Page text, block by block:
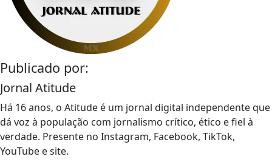
Publicado por:
Jornal Atitude
Há 16 anos, o Atitude é um jornal digital independente que
dá voz à população com jornalismo crítico, ético e fiel à
verdade. Presente no Instagram, Facebook, TikTok,
YouTube e site.